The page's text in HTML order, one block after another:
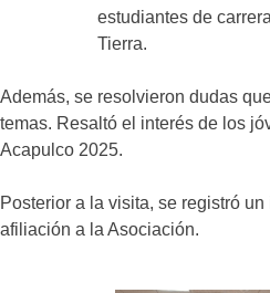
estudiantes de
Tierra.
Además, se resolvieron dudas
temas. Resaltó el interés de los
Acapulco 2025.
Posterior a la visita, se registró
afiliación a la Asociación.